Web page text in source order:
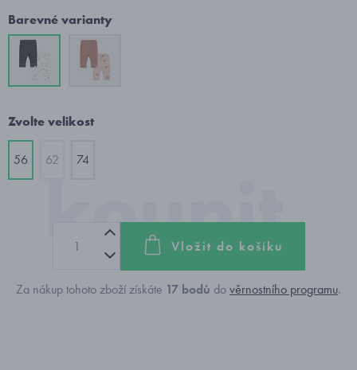
Barevné varianty
Zvolte velikost
56 62 74
Vložit do košíku
Za nákup tohoto zboží získáte 17 bodů dověrnostního programu.